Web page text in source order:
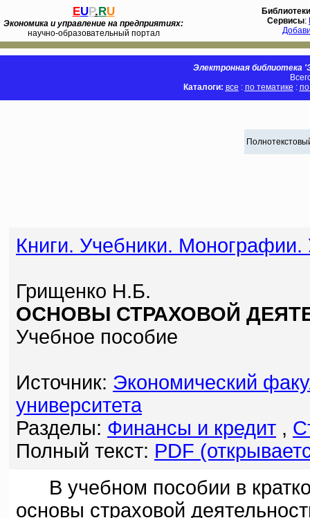
EUP.RU
Экономика и управление на предприятиях:
научно-образовательный портал
Библиотеки
Сервисы:
Электронная библиотека
Каталоги: все : по тематике :
Книги. Учебники.
Грищенко Н.Б.
ОСНОВЫ СТРАХОВОЙ
Учебное пособие
Источник: Экономический
университета
Разделы: Финансы и кредит ,
Полный текст: PDF
В учебном пособии в
основы страховой